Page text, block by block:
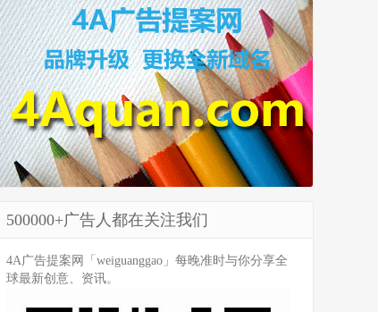
500000+广告人都在关注我们
4A广告提案网「weiguanggao」每晚准时与你分享全
球最新创意、资讯。